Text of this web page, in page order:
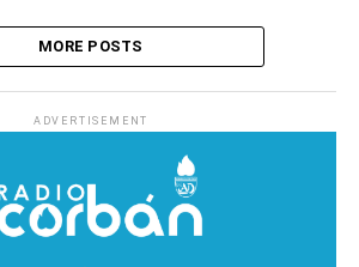
MORE POSTS
ADVERTISEMENT